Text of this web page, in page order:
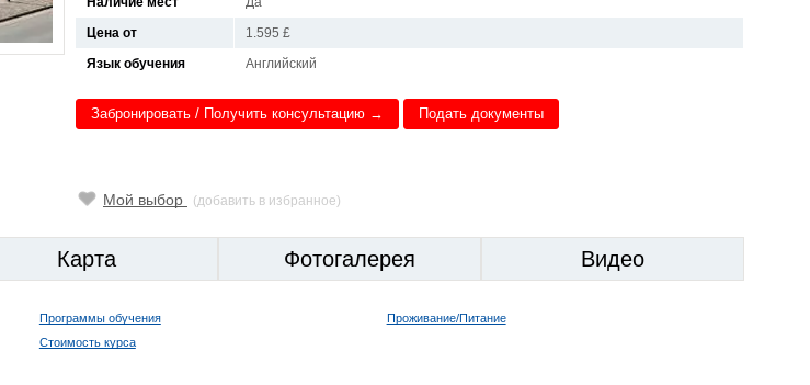
Цена от
1.595 £
Язык обучения
Английский
Забронировать / Получить консультацию → Подать документы
Мой выбор (добавить в избранное)
Карта Фотогалерея Видео
Программы обучения
Проживание/Питание
Стоимость курса